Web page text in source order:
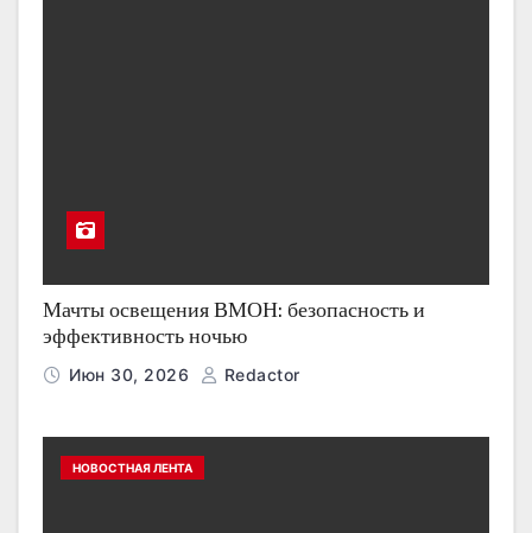
Мачты освещения ВМОН: безопасность и
эффективность ночью
Июн 30, 2026 Redactor
НОВОСТНАЯ ЛЕНТА